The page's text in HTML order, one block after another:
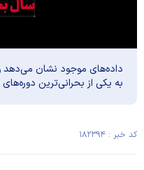
داده‌های موجود نشان می‌دهد
به یکی از بحرانی‌ترین
کد خبر : ۱۸۲۳۹۴